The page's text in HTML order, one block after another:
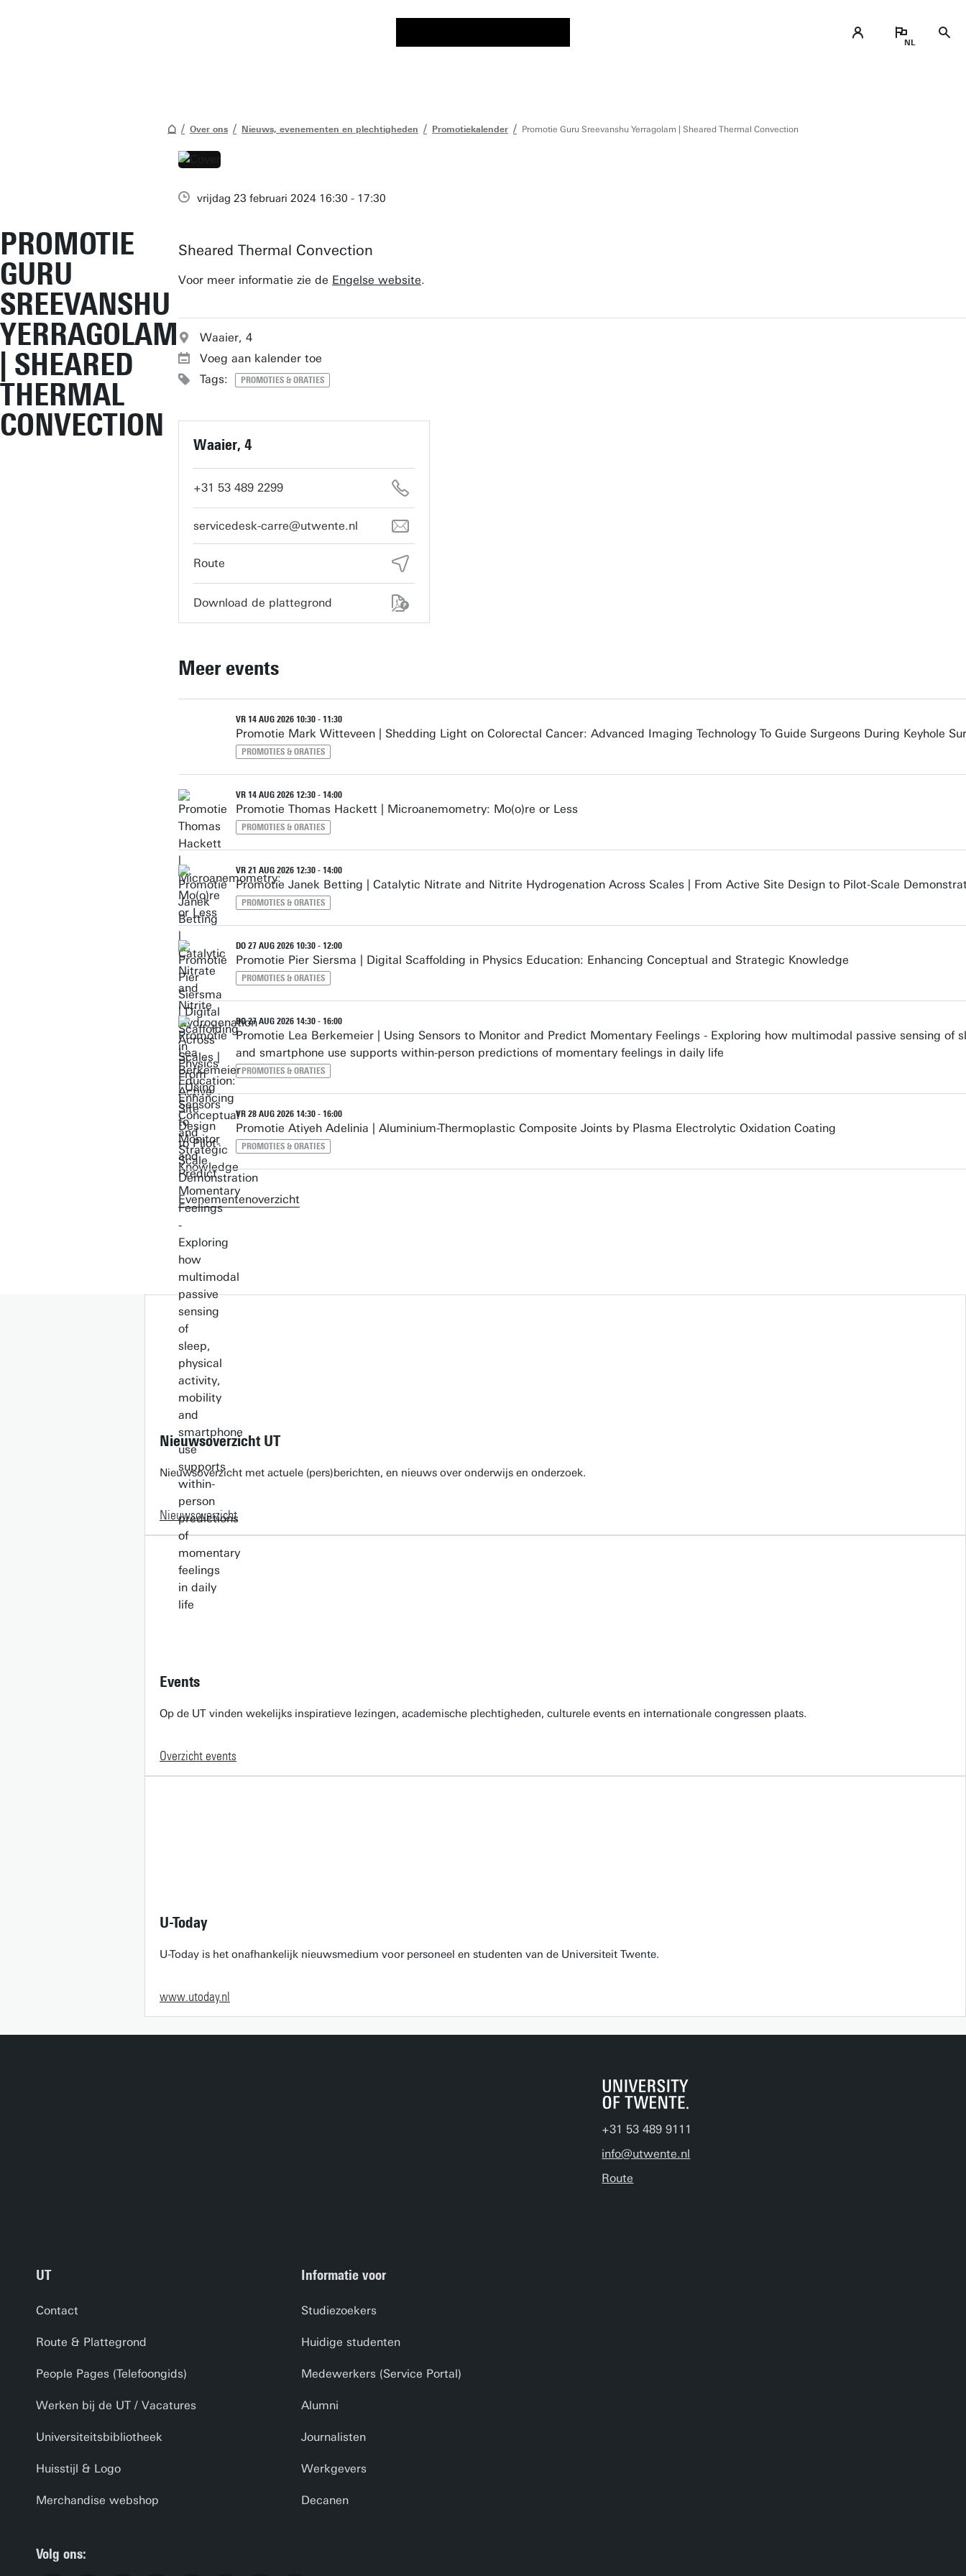
Over ons Nieuws, evenementen en plechtigheden Promotiekalender Promotie Guru Sreevanshu Yerragolam | Sheared Thermal Convection
PROMOTIE
GURU
SREEVANSHU
YERRAGOLAM
| SHEARED
THERMAL
CONVECTION
vrijdag 23 februari 2024 16:30 - 17:30
Sheared Thermal Convection
Voor meer informatie zie de Engelse website.
Waaier, 4
Voeg aan kalender toe
Tags:
PROMOTIES & ORATIES
Waaier, 4
+31 53 489 2299
servicedesk-carre@utwente.nl
Route
Download de plattegrond
Meer events
VR 14 AUG 2026 10:30 - 11:30
Promotie Mark Witteveen | Shedding Light on Colorectal Cancer: Advanced Imaging Technology To Guide Surgeons During Keyhole
PROMOTIES & ORATIES
VR 14 AUG 2026 12:30 - 14:00
Promotie Thomas Hackett | Microanemometry: Mo(o)re or Less
PROMOTIES & ORATIES
VR 21 AUG 2026 12:30 - 14:00
Promotie Janek Betting | Catalytic Nitrate and Nitrite Hydrogenation Across Scales | From Active Site Design to Pilot-Scale
PROMOTIES & ORATIES
DO 27 AUG 2026 10:30 - 12:00
Promotie Pier Siersma | Digital Scaffolding in Physics Education: Enhancing Conceptual and Strategic Knowledge
PROMOTIES & ORATIES
DO 27 AUG 2026 14:30 - 16:00
Promotie Lea Berkemeier | Using Sensors to Monitor and Predict Momentary Feelings - Exploring how multimodal passive sensing of
and smartphone use supports within-person predictions of momentary feelings in daily life
PROMOTIES & ORATIES
VR 28 AUG 2026 14:30 - 16:00
Promotie Atiyeh Adelinia | Aluminium-Thermoplastic Composite Joints by Plasma Electrolytic Oxidation Coating
PROMOTIES & ORATIES
Evenementenoverzicht
Nieuwsoverzicht UT
Nieuwsoverzicht met actuele (pers)berichten, en nieuws over onderwijs en onderzoek.
Nieuwsoverzicht
Events
Op de UT vinden wekelijks inspiratieve lezingen, academische plechtigheden, culturele events en internationale congressen plaats.
Overzicht events
U-Today
U-Today is het onafhankelijk nieuwsmedium voor personeel en studenten van de Universiteit Twente.
www.utoday.nl
+31 53 489 9111
info@utwente.nl
Route
UT
Contact
Route & Plattegrond
People Pages (Telefoongids)
Werken bij de UT / Vacatures
Universiteitsbibliotheek
Huisstijl & Logo
Merchandise webshop
Informatie voor
Studiezoekers
Huidige studenten
Medewerkers (Service Portal)
Alumni
Journalisten
Werkgevers
Decanen
Volg ons: